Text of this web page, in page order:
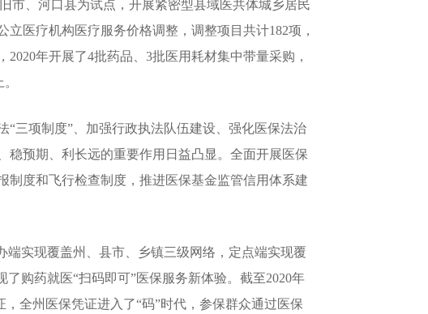
、河口县为试点，开展紧密型县域医共体城乡居民
医疗机构医疗服务价格调整，调整项目共计182项，
年开展了4批药品、3批医用耗材集中带量采购，
项制度”、加强行政执法队伍建设、强化医保法治
预期、利长远的重要作用日益凸显。全面开展医保
度和飞行检查制度，推进医保基金监管信用体系建
实现覆盖州、县市、乡镇三级网络，定点端实现覆
购药就医“扫码即可”医保服务新体验。截至2020年
全州医保凭证进入了“码”时代，参保群众通过医保